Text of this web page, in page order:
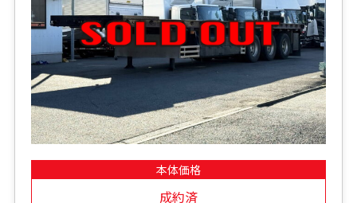
本体価格
成約済